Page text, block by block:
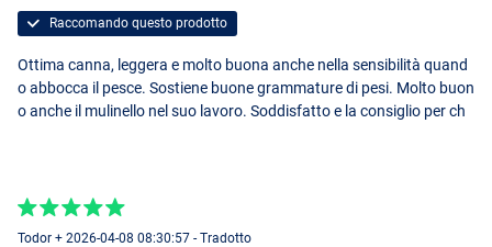
Raccomando questo prodotto
Ottima canna, leggera e molto buona anche nella sensibilità quand
o abbocca il pesce. Sostiene buone grammature di pesi. Molto buon
o anche il mulinello nel suo lavoro. Soddisfatto e la consiglio per ch
Todor + 2026-04-08 08:30:57 - Tradotto